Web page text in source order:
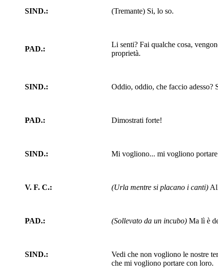
SIND.: (Tremante) Si, lo so.
PAD.:
Li senti? Fai qualche cosa,
proprietà.
SIND.: Oddio, oddio, che faccio adesso?
PAD.: Dimostrati forte!
SIND.: Mi vogliono... mi vogliono
V. F. C.: (Urla mentre si placano i canti)
PAD.: (Sollevato da un incubo) Ma lì è
SIND.:
Vedi che non vogliono le nostre
che mi vogliono portare con loro.